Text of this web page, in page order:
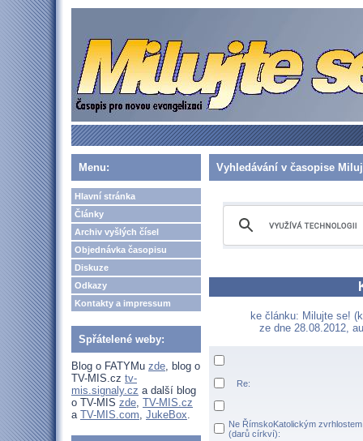
Menu:
Hlavní stránka
Články
Archiv vyšlých čísel
Objednávka časopisu
Diskuze
Odkazy
Kontakty a impressum
Spřátelené weby:
Blog o FATYMu zde, blog o
TV-MIS.cz tv-
mis.signaly.cz a další blog
o TV-MIS zde, TV-MIS.cz
a TV-MIS.com, JukeBox.
Vyhledávání v časopise
ke článku: Milujte se!
ze dne 28.08.2012,
Re:
Ne ŘímskoKatolickým zvrhlostem
(darů církví):